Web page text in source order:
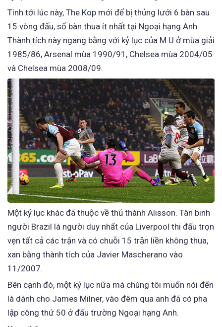
Tính tới lúc này, The Kop mới để bị thủng lưới 6 bàn sau
15 vòng đấu, số bàn thua ít nhất tại Ngoại hạng Anh.
Thành tích này ngang bằng với kỷ lục của M.U ở mùa giải
1985/86, Arsenal mùa 1990/91, Chelsea mùa 2004/05
và Chelsea mùa 2008/09.
Một kỷ lục khác đã thuộc về thủ thành Alisson. Tân binh
người Brazil là người duy nhất của Liverpool thi đấu trọn
vẹn tất cả các trận và có chuỗi 15 trận liền không thua,
xan bằng thành tích của Javier Mascherano vào
11/2007.
Bên cạnh đó, một kỷ lục nữa mà chúng tôi muốn nói đến
là dành cho James Milner, vào đêm qua anh đã có pha
lập công thứ 50 ở đấu trường Ngoại hạng Anh.